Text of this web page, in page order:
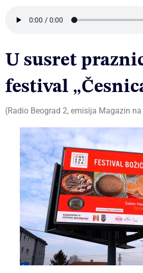
U susret
festival
(Radio Beograd 2, emisija Magazin